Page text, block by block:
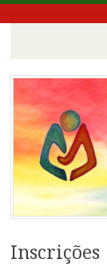
1°
Pular
para
o
conteúdo
Inscrições